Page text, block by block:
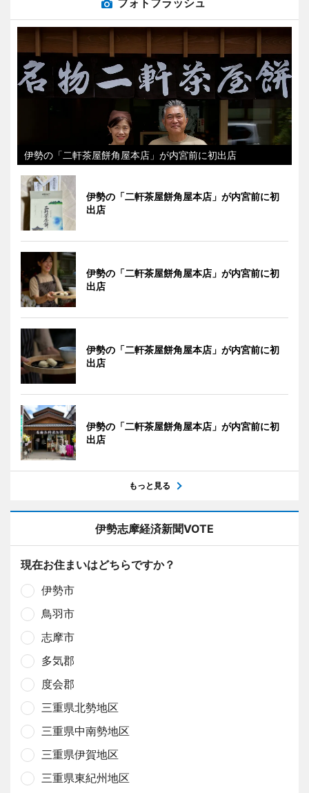
伊勢の「二軒茶屋餅角屋本店」が内宮前に初出店
伊勢の「二軒茶屋餅角屋本店」が内宮前に初
出店
伊勢の「二軒茶屋餅角屋本店」が内宮前に初
出店
伊勢の「二軒茶屋餅角屋本店」が内宮前に初
出店
伊勢の「二軒茶屋餅角屋本店」が内宮前に初
出店
もっと見る
伊勢志摩経済新聞VOTE
現在お住まいはどちらですか？
伊勢市
鳥羽市
志摩市
多気郡
度会郡
三重県北勢地区
三重県中南勢地区
三重県伊賀地区
三重県東紀州地区